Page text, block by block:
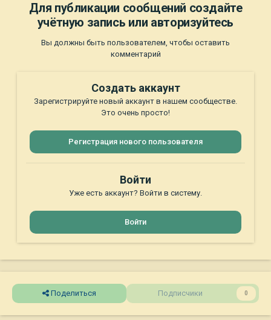
Для публикации сообщений создайте
учётную запись или авторизуйтесь
Вы должны быть пользователем, чтобы оставить
комментарий
Создать аккаунт
Зарегистрируйте новый аккаунт в нашем сообществе.
Это очень просто!
Регистрация нового пользователя
Войти
Уже есть аккаунт? Войти в систему.
Войти
Поделиться Подписчики 0